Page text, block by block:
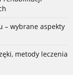
– wybrane aspekty
metody leczenia